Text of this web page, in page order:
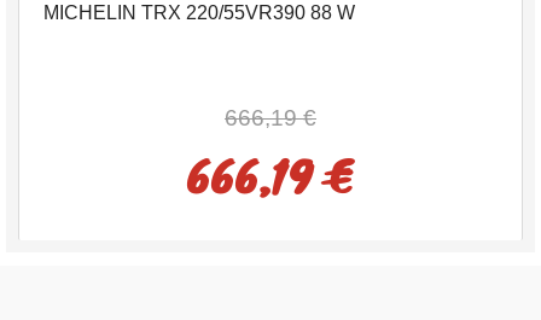
MICHELIN TRX 220/55VR390 88 W
666,19 €
666,19 €